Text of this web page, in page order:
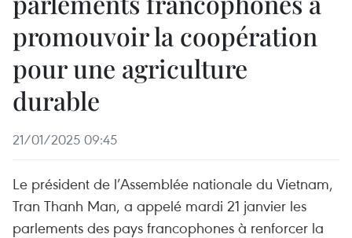
promouvoir la coopération
pour une agriculture
durable
21/01/2025 09:45
Le président de l’Assemblée nationale du Vietnam,
Tran Thanh Man, a appelé mardi 21 janvier les
parlements des pays francophones à renforcer la